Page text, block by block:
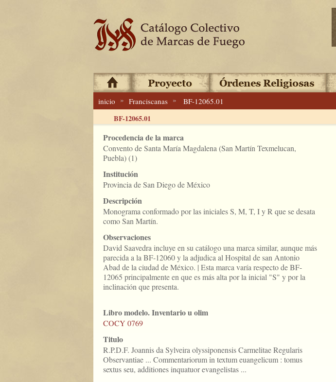
inicio » Franciscanas » BF-12065.01
BF-12065.01
Procedencia de la marca
Convento de Santa María Magdalena (San Martín Texmelucan,
Puebla) (1)
Institución
Provincia de San Diego de México
Descripción
Monograma conformado por las iniciales S, M, T, I y R que se desata
como San Martín.
Observaciones
David Saavedra incluye en su catálogo una marca similar, aunque más
parecida a la BF-12060 y la adjudica al Hospital de san Antonio
Abad de la ciudad de México. | Esta marca varía respecto de BF-
12065 principalmente en que es más alta por la inicial "S" y por la
inclinación que presenta.
Libro modelo. Inventario u olim
COCY 0769
Titulo
R.P.D.F. Joannis da Sylveira olyssiponensis Carmelitae Regularis
Observantiae ... Commentariorum in textum euangelicum : tomus
sextus seu, additiones inquatuor evangelistas ...